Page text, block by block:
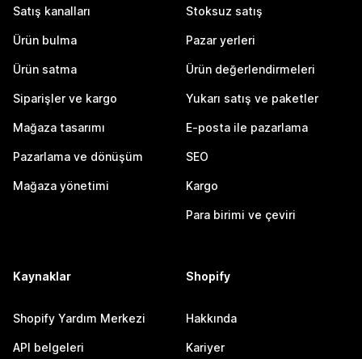
Satış kanalları
Ürün bulma
Ürün satma
Siparişler ve kargo
Mağaza tasarımı
Pazarlama ve dönüşüm
Mağaza yönetimi
Stoksuz satış
Pazar yerleri
Ürün değerlendirmeleri
Yukarı satış ve paketler
E-posta ile pazarlama
SEO
Kargo
Para birimi ve çeviri
Kaynaklar
Shopify Yardım Merkezi
API belgeleri
Shopify
Hakkında
Kariyer